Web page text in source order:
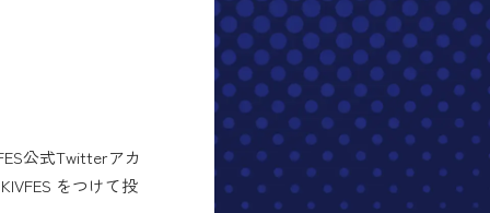
公式Twitterアカ
をつけて投